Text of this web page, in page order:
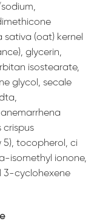
(oat) kernel
glycerin,
isostearate,
glycol, secale
5), tocopherol, ci
isomethyl ionone,
3-cyclohexene